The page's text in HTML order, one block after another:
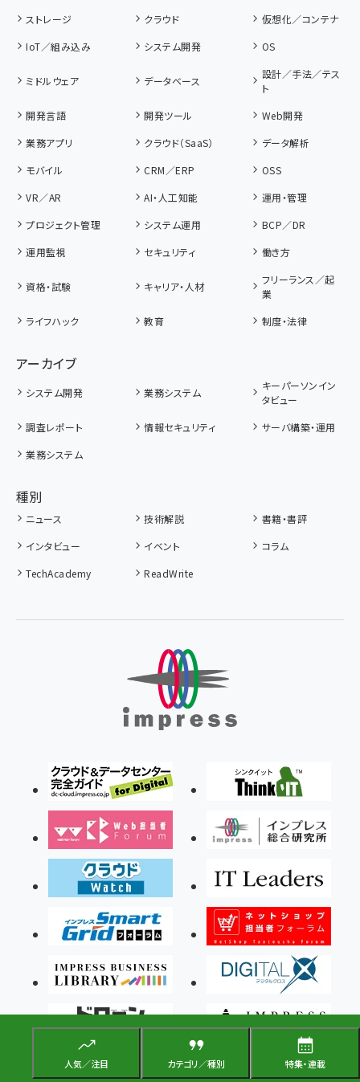
人気／注目 カテゴリ／種別 特集・連載
ストレージ
クラウド
仮想化／コンテナ
IoT／組み込み
システム開発 OS
ミドルウェア データベース
設計／手法／テス
ト
開発言語
開発ツール
Web開発
業務アプリ
クラウド（SaaS）
データ解析
モバイル
CRM／ERP
OSS
VR／AR
AI・人工知能
運用・管理
プロジェクト管理
システム運用
BCP／DR
運用監視
セキュリティ 働き方
資格・試験 キャリア・人材
フリーランス／起
業
ライフハック
教育 制度・法律
アーカイブ
システム開発 業務システム
キーパーソンイン
タビュー
調査レポート
情報セキュリティ
サーバ構築・運用
業務システム
種別
ニュース 技術解説
書籍・書評
インタビュー
イベント
コラム
TechAcademy
ReadWrite